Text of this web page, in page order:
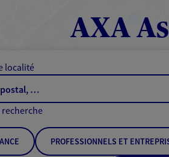
AXA
localité
recherche
PROFESSIONNELS ET